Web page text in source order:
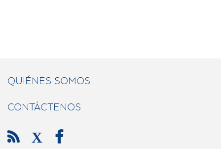
QUIÉNES SOMOS
CONTÁCTENOS
 X 